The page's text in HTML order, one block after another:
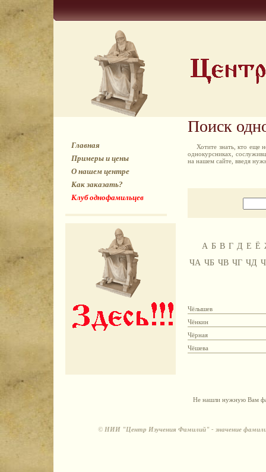
Главная
Примеры и цены
О нашем центре
Как заказать?
Клуб однофамильцев
Поиск
Хотите знать, кто еще
однокурсниках,
на нашем сайте, введя
А Б В Г Д Е Ё
ЧА ЧБ ЧВ ЧГ ЧД
Чёлышев
Чёнкин
Чёрная
Чёшева
Не нашли нужную Вам
© НИИ "Центр Изучения Фамилий" - значение